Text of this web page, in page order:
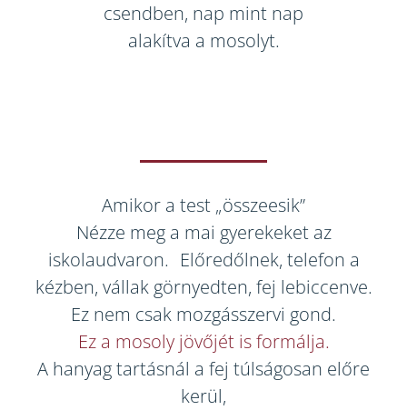
csendben, nap mint nap
alakítva a mosolyt.
Amikor a test „összeesik”
Nézze meg a mai gyerekeket az
iskolaudvaron. Előredőlnek, telefon a
kézben, vállak görnyedten, fej lebiccenve.
Ez nem csak mozgásszervi gond.
Ez a mosoly jövőjét is formálja.
A hanyag tartásnál a fej túlságosan előre
kerül,